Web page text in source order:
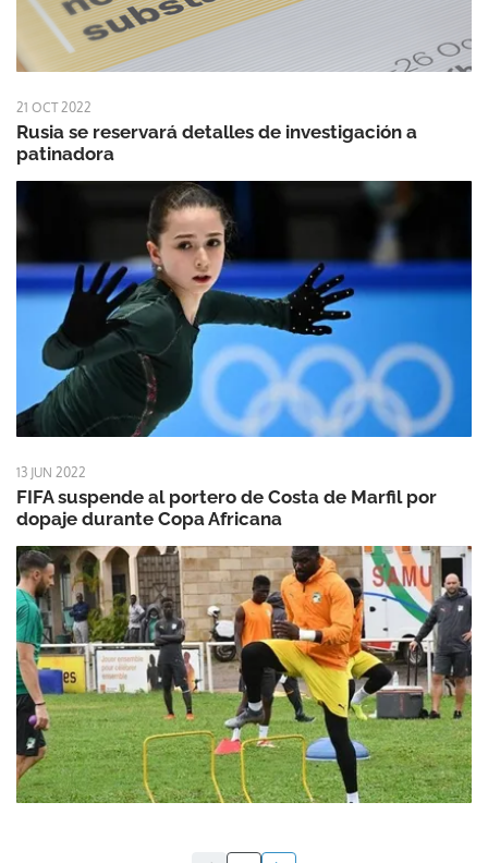
21 OCT 2022
Rusia se reservará detalles de investigación a
patinadora
13 JUN 2022
FIFA suspende al portero de Costa de Marfil por
dopaje durante Copa Africana